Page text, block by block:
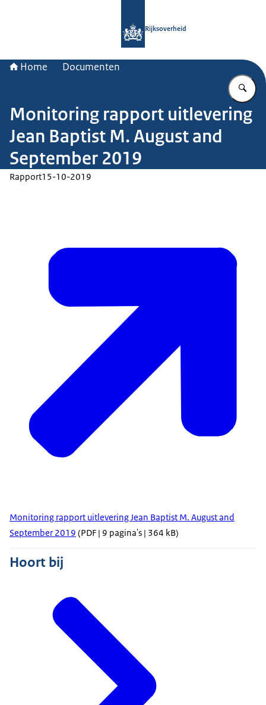
Rijksoverheid
Home Documenten
Monitoring rapport uitlevering
Jean Baptist M. August and
September 2019
Rapport15-10-2019
Monitoring rapport uitlevering Jean Baptist M. August and
September 2019 (PDF | 9 pagina's | 364 kB)
Hoort bij